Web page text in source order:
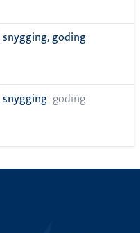
snygging, goding
snygging goding